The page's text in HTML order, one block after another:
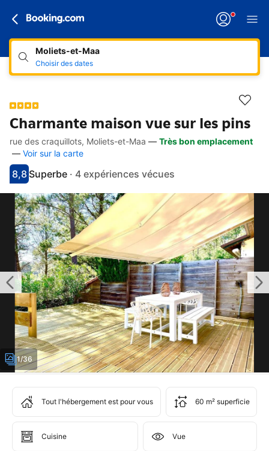
Moliets-et-Maa
Choisir des dates
Charmante maison vue sur les pins
Accès rapides
Aller à la description
Aller aux équipements
Aller aux hébergements
Aller aux conditions
rue des craquillots, Moliets-et-Maa — Très bon emplacement
— Voir sur la carte
Avec une note de 8.8
8,8
superbeSuperbe · 4 expériences vécues
1/36
Tout l'hébergement est pour vous 60 m² superficie
Cuisine Vue